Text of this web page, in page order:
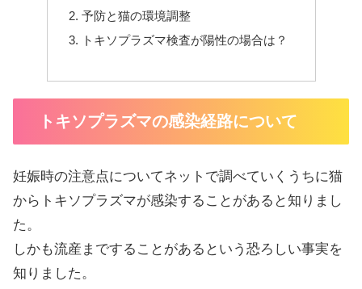
予防と猫の環境調整
トキソプラズマ検査が陽性の場合は？
トキソプラズマの感染経路について
妊娠時の注意点についてネットで調べていくうちに猫
からトキソプラズマが感染することがあると知りまし
た。
しかも流産まですることがあるという恐ろしい事実を
知りました。